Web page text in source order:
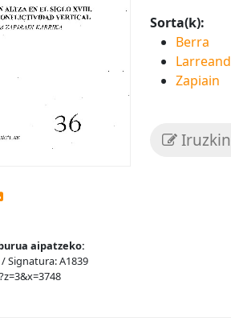
aipatzeko:
Signatura: A1839
Sorta(k):
Berra
Zapiain